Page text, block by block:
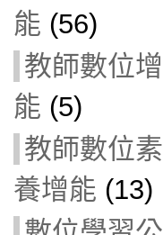
能 (56)
教師數位增
能 (5)
教師數位素
養增能 (13)